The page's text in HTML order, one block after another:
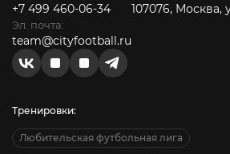
+7 499 460-06-34
Эл. почта:
team@cityfootball.ru
107076, Москва,
Тренировки:
Любительская футбольная лига